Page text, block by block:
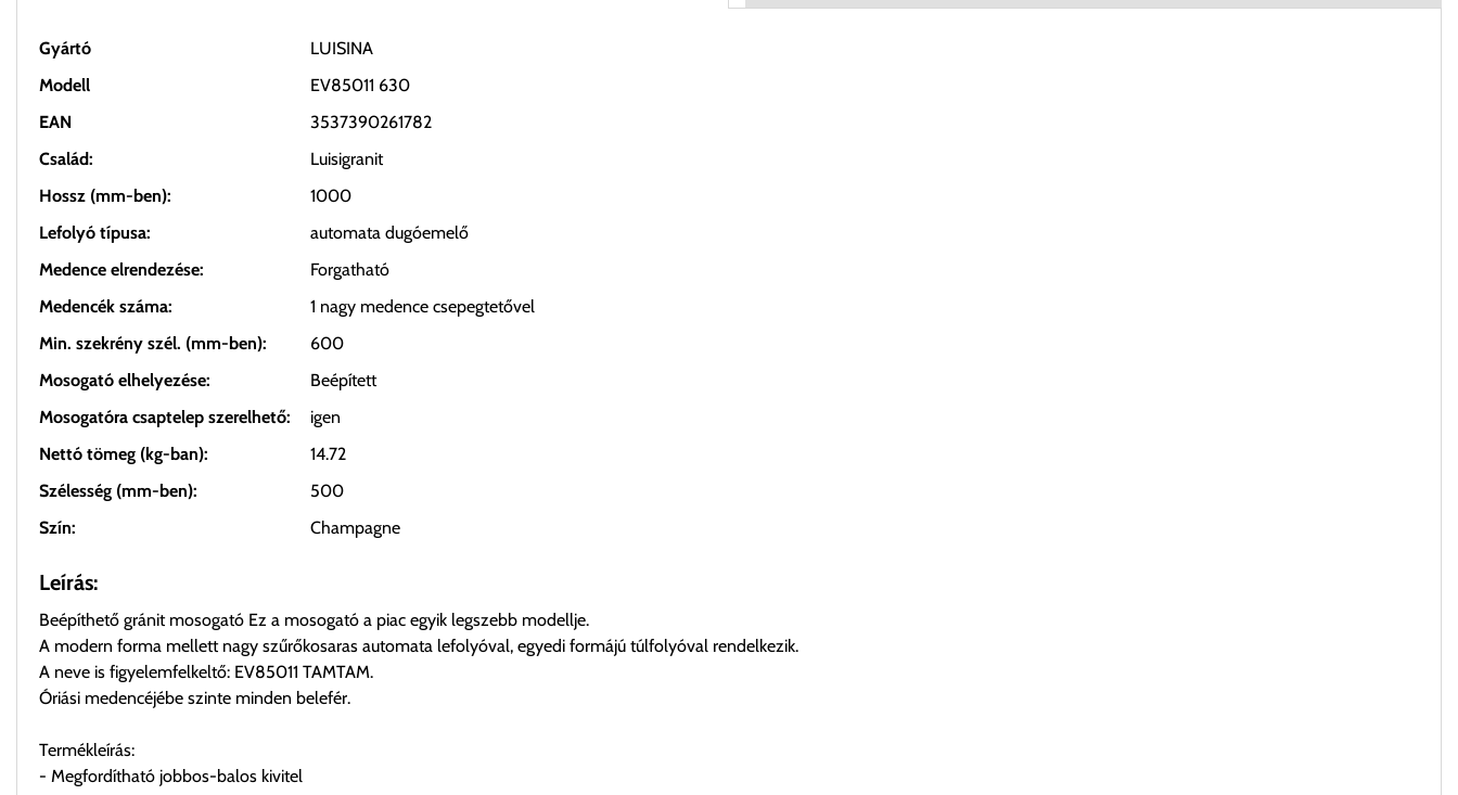
Gyártó
LUISINA
Modell
EV85011 630
EAN
3537390261782
Család:
Luisigranit
Hossz (mm-ben):
1000
Lefolyó típusa:
automata dugóemelő
Medence elrendezése:
Forgatható
Medencék száma:
1 nagy medence csepegtetővel
Min. szekrény szél. (mm-ben):
600
Mosogató elhelyezése:
Beépített
Mosogatóra csaptelep szerelhető:
igen
Nettó tömeg (kg-ban):
14.72
Szélesség (mm-ben):
500
Szín:
Champagne
Leírás:
Beépíthető gránit mosogató Ez a mosogató a piac egyik legszebb modellje.
A modern forma mellett nagy szűrőkosaras automata lefolyóval, egyedi formájú túlfolyóval rendelkezik.
A neve is figyelemfelkeltő: EV85011 TAMTAM.
Óriási medencéjébe szinte minden belefér.
Termékleírás:
- Megfordítható jobbos-balos kivitel